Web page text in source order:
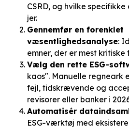
CSRD, og hvilke
jer.
Gennemfør en forenklet
væsentlighedsanalyse:
emner, der er mest
Vælg den rette ESG-
kaos". Manuelle regneark
fejl, tidskrævende og
revisorer eller banker i
Automatisér
ESG-værktøj med